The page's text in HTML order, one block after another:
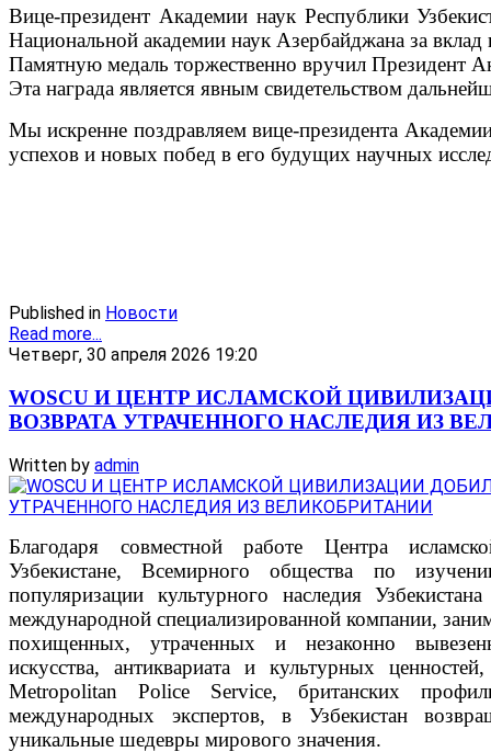
Вице-президент Академии наук Республики
Национальной академии наук Азербайджана за
Памятную медаль торжественно вручил Президент
Эта награда является явным свидетельством
Мы искренне поздравляем вице-президента
успехов и новых побед в его будущих научных
Published in Новости
Read more...
Четверг, 30 апреля 2026 19:20
WOSCU И ЦЕНТР ИСЛАМСКОЙ
ВОЗВРАТА УТРАЧЕННОГО НАСЛЕДИЯ ИЗ
Written by admin
Благодаря совместной работе Центра
Узбекистане, Всемирного общества по
популяризации культурного наследия
международной специализированной компании,
похищенных, утраченных и незаконно
искусства, антиквариата и культурных
Metropolitan Police Service, британских
международных экспертов, в Узбекистан
уникальные шедевры мирового значения.